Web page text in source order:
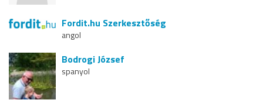
Fordit.hu Szerkesztőség
angol
Bodrogi József
spanyol